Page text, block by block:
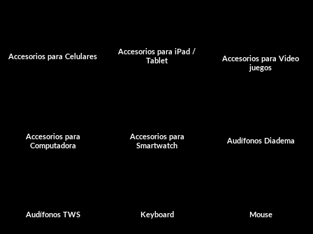
Accesorios para Celulares
Accesorios para iPad /
Tablet
Accesorios para Video
juegos
Accesorios para
Computadora
Accesorios para
Smartwatch
Audífonos Diadema
Audífonos TWS Keyboard Mouse